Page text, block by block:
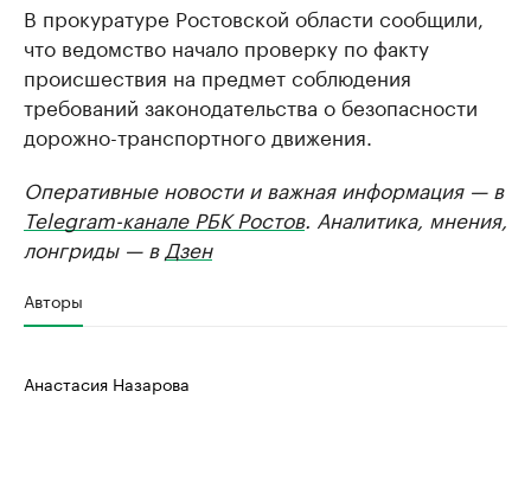
В прокуратуре Ростовской области сообщили,
что ведомство начало проверку по факту
происшествия на предмет соблюдения
требований законодательства о безопасности
дорожно-транспортного движения.
Оперативные новости и важная информация — в
Telegram-канале РБК Ростов. Аналитика, мнения,
лонгриды — в Дзен
Авторы
Анастасия Назарова